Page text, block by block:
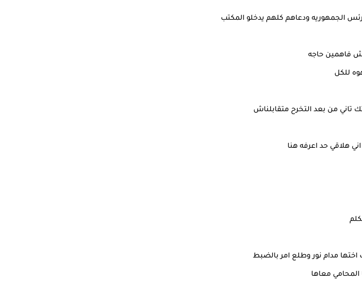
الجمهوريه ودعاهم كلهم يدخلو المكتب
فاهمين حاجه
للكل
تاني من بعد التخرح متقابلناش
هلاقي حد اعرفه هنا
مدام نور وطلع امر بالضبط
معاها